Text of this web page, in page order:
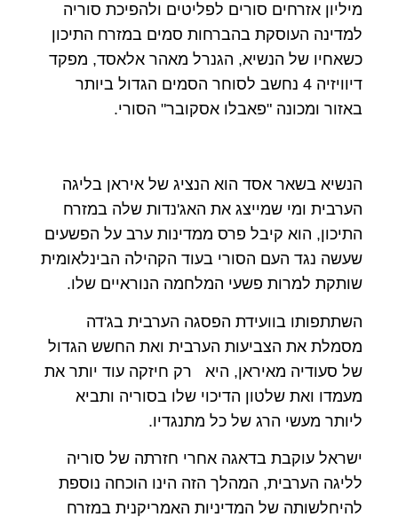
מיליון אזרחים סורים לפליטים ולהפיכת סוריה
למדינה העוסקת בהברחות סמים במזרח התיכון
כשאחיו של הנשיא, הגנרל מאהר אלאסד, מפקד
דיוויזיה 4 נחשב לסוחר הסמים הגדול ביותר
באזור ומכונה "פאבלו אסקובר" הסורי.
הנשיא בשאר אסד הוא הנציג של איראן בליגה
הערבית ומי שמייצג את האג'נדות שלה במזרח
התיכון, הוא קיבל פרס ממדינות ערב על הפשעים
שעשה נגד העם הסורי בעוד הקהילה הבינלאומית
שותקת למרות פשעי המלחמה הנוראיים שלו.
השתתפותו בוועידת הפסגה הערבית בג'דה
מסמלת את הצביעות הערבית ואת החשש הגדול
של סעודיה מאיראן, היא רק חיזקה עוד יותר את
מעמדו ואת שלטון הדיכוי שלו בסוריה ותביא
ליותר מעשי הרג של כל מתנגדיו.
ישראל עוקבת בדאגה אחרי חזרתה של סוריה
לליגה הערבית, המהלך הזה הינו הוכחה נוספת
להיחלשותה של המדיניות האמריקנית במזרח